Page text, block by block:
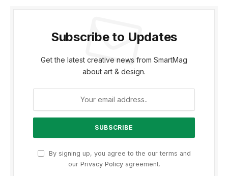
Subscribe to Updates
Get the latest creative news from SmartMag
about art & design.
By signing up, you agree to the our terms and
our Privacy Policyagreement.